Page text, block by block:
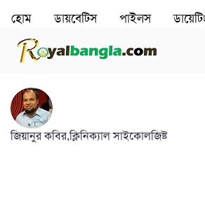
হোম ডায়বেটিস পাইলস
রূপচর্চা হৃদরোগ
জিয়ানুর কবির,ক্লিনিক্যাল সাইকোলজিষ্ট